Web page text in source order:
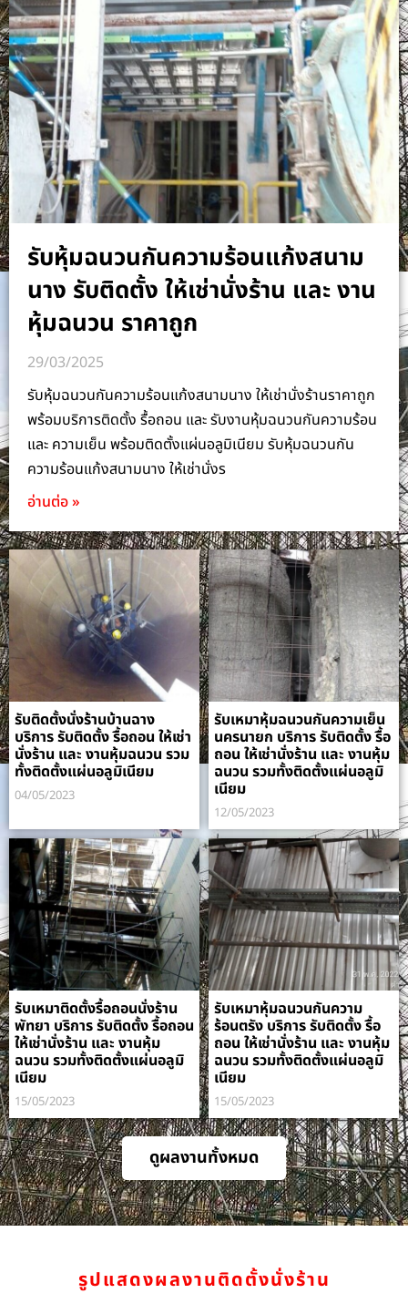
รับหุ้มฉนวนกันความร้อนแก้งสนาม
นาง รับติดตั้ง ให้เช่านั่งร้าน และ งาน
หุ้มฉนวน ราคาถูก
29/03/2025
รับหุ้มฉนวนกันความร้อนแก้งสนามนาง ให้เช่านั่งร้านราคาถูก
พร้อมบริการติดตั้ง รื้อถอน และ รับงานหุ้มฉนวนกันความร้อน
และ ความเย็น พร้อมติดตั้งแผ่นอลูมิเนียม รับหุ้มฉนวนกัน
ความร้อนแก้งสนามนาง ให้เช่านั่งร
อ่านต่อ »
รับติดตั้งนั่งร้านบ้านฉาง
บริการ รับติดตั้ง รื้อถอน ให้เช่า
นั่งร้าน และ งานหุ้มฉนวน รวม
ทั้งติดตั้งแผ่นอลูมิเนียม
04/05/2023
รับเหมาหุ้มฉนวนกันความเย็น
นครนายก บริการ รับติดตั้ง รื้อ
ถอน ให้เช่านั่งร้าน และ งานหุ้ม
ฉนวน รวมทั้งติดตั้งแผ่นอลูมิ
เนียม
12/05/2023
รับเหมาติดตั้งรื้อถอนนั่งร้าน
พัทยา บริการ รับติดตั้ง รื้อถอน
ให้เช่านั่งร้าน และ งานหุ้ม
ฉนวน รวมทั้งติดตั้งแผ่นอลูมิ
เนียม
15/05/2023
รับเหมาหุ้มฉนวนกันความ
ร้อนตรัง บริการ รับติดตั้ง รื้อ
ถอน ให้เช่านั่งร้าน และ งานหุ้ม
ฉนวน รวมทั้งติดตั้งแผ่นอลูมิ
เนียม
15/05/2023
ดูผลงานทั้งหมด
รูปแสดงผลงานติดตั้งนั่งร้าน